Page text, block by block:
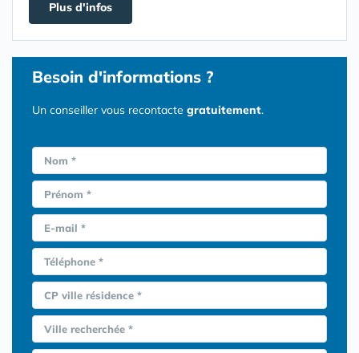
Plus d'infos
Besoin d'informations ?
Un conseiller vous recontacte gratuitement.
Nom *
Prénom *
E-mail *
Téléphone *
CP ville résidence *
Ville recherchée *